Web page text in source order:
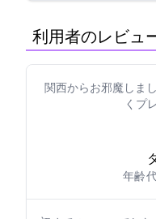
利用者のレビュ
関西からお邪魔しま
くプ
年齢: 60